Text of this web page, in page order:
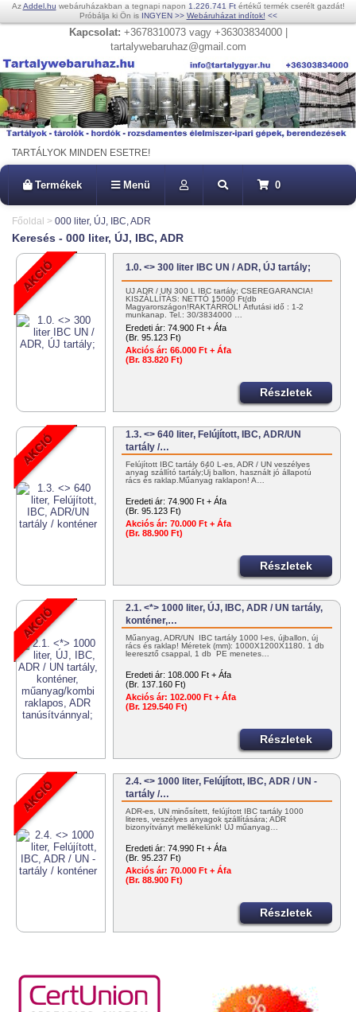
AzAddel.hu webáruházakban a tegnapi napon 1.226.741 Ftértékű termék cserélt gazdát!
Próbálja ki Ön is INGYEN >> Webáruházat indítok! <<
Kapcsolat: +3678310073 vagy +36303834000 |
tartalywebaruhaz@gmail.com
TARTÁLYOK MINDEN ESETRE!
Termékek Menü 0
Főoldal > 000 liter, ÚJ, IBC, ADR
Keresés - 000 liter, ÚJ, IBC, ADR
1.0. <> 300 liter IBC UN / ADR, ÚJ tartály;
ÚJ ADR / UN 300 L IBC tartály; CSEREGARANCIA!
KISZÁLLÍTÁS: NETTÓ 15000 Ft/db
Magyarországon!RAKTÁRRÓL! Átfutási idő : 1-2
munkanap. Tel.: 30/3834000 …
Eredeti ár: 74.900 Ft + Áfa
(Br. 95.123 Ft)
Akciós ár: 66.000 Ft + Áfa
(Br. 83.820 Ft)
Részletek
1.3. <> 640 liter, Felújított, IBC, ADR/UN
tartály /…
Felújított IBC tartály 640 L-es, ADR / UN veszélyes
anyag szállító tartály;Új ballon, használt jó állapotú
rács és raklap.Műanyag raklapon! A…
Eredeti ár: 74.900 Ft + Áfa
(Br. 95.123 Ft)
Akciós ár: 70.000 Ft + Áfa
(Br. 88.900 Ft)
Részletek
2.1. <*> 1000 liter, ÚJ, IBC, ADR / UN tartály,
konténer,…
Műanyag, ADR/UN IBC tartály 1000 l-es, újballon, új
rács és raklap! Méretek (mm): 1000X1200X1180. 1 db
leeresztő csappal, 1 db PE menetes…
Eredeti ár: 108.000 Ft + Áfa
(Br. 137.160 Ft)
Akciós ár: 102.000 Ft + Áfa
(Br. 129.540 Ft)
Részletek
2.4. <> 1000 liter, Felújított, IBC, ADR / UN -
tartály /…
ADR-es, UN minősített, felújított IBC tartály 1000
literes, veszélyes anyagok szállítására; ADR
bizonyítványt mellékelünk! ÚJ műanyag…
Eredeti ár: 74.990 Ft + Áfa
(Br. 95.237 Ft)
Akciós ár: 70.000 Ft + Áfa
(Br. 88.900 Ft)
Részletek